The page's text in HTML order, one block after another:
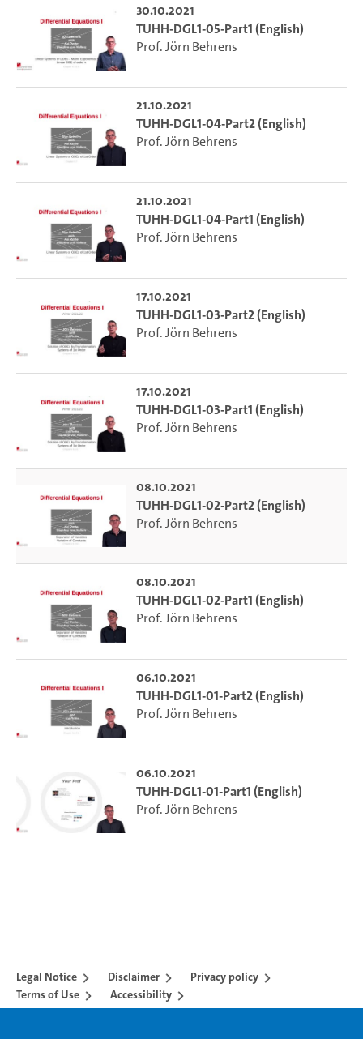
30.10.2021
TUHH-DGL1-05-Part1 (English)
Prof. Jörn Behrens
21.10.2021
TUHH-DGL1-04-Part2 (English)
Prof. Jörn Behrens
21.10.2021
TUHH-DGL1-04-Part1 (English)
Prof. Jörn Behrens
17.10.2021
TUHH-DGL1-03-Part2 (English)
Prof. Jörn Behrens
17.10.2021
TUHH-DGL1-03-Part1 (English)
Prof. Jörn Behrens
08.10.2021
TUHH-DGL1-02-Part2 (English)
Prof. Jörn Behrens
08.10.2021
TUHH-DGL1-02-Part1 (English)
Prof. Jörn Behrens
06.10.2021
TUHH-DGL1-01-Part2 (English)
Prof. Jörn Behrens
06.10.2021
TUHH-DGL1-01-Part1 (English)
Prof. Jörn Behrens
Legal Notice Disclaimer
Privacy policy
Terms of Use
Accessibility